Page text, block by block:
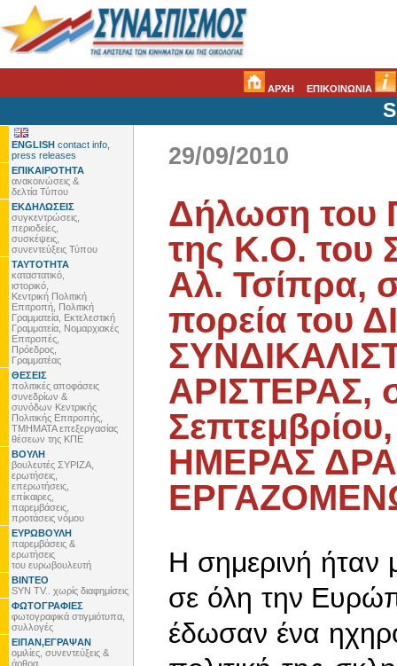
ΑΡΧΗ ΕΠΙΚΟΙΝΩΝΙΑ
ENGLISH contact info,
press releases
ΕΠΙΚΑΙΡΟΤΗΤΑ
ανακοινώσεις &
δελτία Τύπου
ΕΚΔΗΛΩΣΕΙΣ
συγκεντρώσεις,
περιοδείες,
συσκέψεις,
συνεντεύξεις Τύπου
ΤΑΥΤΟΤΗΤΑ
καταστατικό,
ιστορικό,
Κεντρική Πολιτική
Επιτροπή, Πολιτική
Γραμματεία, Εκτελεστική
Γραμματεία, Νομαρχιακές
Επιτροπές,
Πρόεδρος,
Γραμματέας
ΘΕΣΕΙΣ
πολιτικές αποφάσεις
συνεδρίων &
συνόδων Κεντρικής
Πολιτικής Επιτροπής,
ΤΜΗΜΑΤΑ επεξεργασίας
θέσεων της ΚΠΕ
ΒΟΥΛΗ
βουλευτές ΣΥΡΙΖΑ,
ερωτήσεις,
επερωτήσεις,
επίκαιρες,
παρεμβάσεις,
προτάσεις νόμου
ΕΥΡΩΒΟΥΛΗ
παρεμβάσεις &
ερωτήσεις
του ευρωβουλευτή
ΒΙΝΤΕΟ
SYN TV.. χωρίς διαφημίσεις
ΦΩΤΟΓΡΑΦΙΕΣ
φωτογραφικά στιγμιότυπα,
συλλογές
ΕΙΠΑΝ,ΕΓΡΑΨΑΝ
ομιλίες, συνεντεύξεις &
άρθρα
29/09/2010
Δήλωση του
της Κ.Ο. του
Αλ. Τσίπρα,
πορεία του
ΑΡΙΣΤΕΡΑΣ,
ΗΜΕΡΑΣ
Η σημερινή ήταν
σε όλη την
έδωσαν ένα